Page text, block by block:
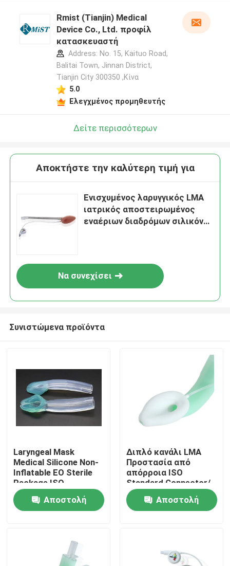
Αρχική Σελίδα
Εμφάνιση VR
Rmist (Tianjin) Medical
Device Co., Ltd. προφίλ
κατασκευαστή
Address: No. 15, Kaituo Road,
Balitai Town, Jinnan District,
Tianjin City 300350 ,Κίνα
5.0
Ελεγχμένος προμηθευτής
Δείτε περισσότερων
Αποκτήστε την καλύτερη τιμή για
Ενισχυμένος λαρυγγικός LMA
ιατρικός αποστειρωμένος
εναέριων διαδρόμων σιλικόνης
Να συνεχίσει
Συνιστώμενα προϊόντα
Laryngeal Mask
Medical Silicone Non-
Inflatable EO Sterile
Package ISO
Certificated
Αποστολή
Διπλό κανάλι LMA
Προστασία από
απόρροια ISO
Standard Connector/
Medical Silicone
Structure/ CE ISO
Αποστολή